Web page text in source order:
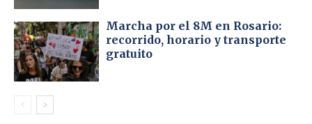
Marcha por el 8M en Rosario:
recorrido, horario y transporte
gratuito